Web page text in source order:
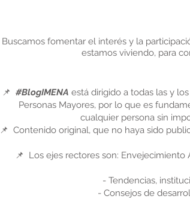
Buscamos fomentar el interés y la
estamos viviendo, para
📌 #BlogIMENA está dirigido a todas las y
Personas Mayores, por lo que es
cualquier persona sin
📌 Contenido original, que no haya sido
📌 Los ejes rectores son:
- Tendencias,
- Consejos de